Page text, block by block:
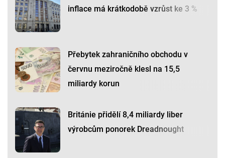
inflace má krátkodobě vzrůst ke 3 %
Přebytek zahraničního obchodu v
červnu meziročně klesl na 15,5
miliardy korun
Británie přidělí 8,4 miliardy liber
výrobcům ponorek Dreadnought